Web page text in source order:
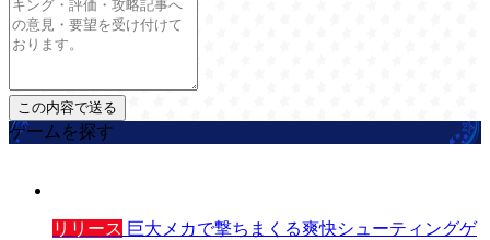
ゲームを探す
リリース 巨大メカで撃ちまくる爽快シューティングゲ